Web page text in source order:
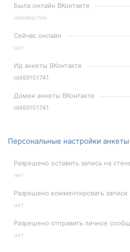
Была онлайн ВКонтакте
неизвестно
Сейчас онлайн
нет
Ид анкеты ВКонтакте
id469101741
Домен анкеты ВКонтакте
id469101741
Персональные настройки анкеты
Разрешено оставить запись на
нет
Разрешено комментировать записи
нет
Разрешено отправить личное
нет